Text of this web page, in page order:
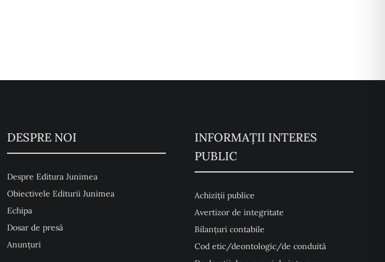
DESPRE NOI
Despre Editura Junimea
Obiectivele Editurii Junimea
Echipa
Dosar de presă
Anunţuri
INFORMAȚII INTERES
PUBLIC
Achiziții publice
Avertizor de integritate
Bilanțuri contabile
Cod etic/deontologic/de conduită